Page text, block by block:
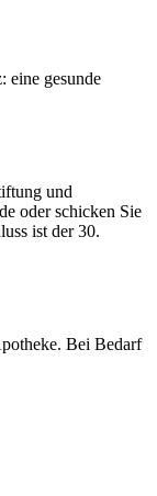
eine gesunde
und
oder schicken Sie
ist der 30.
Bei Bedarf